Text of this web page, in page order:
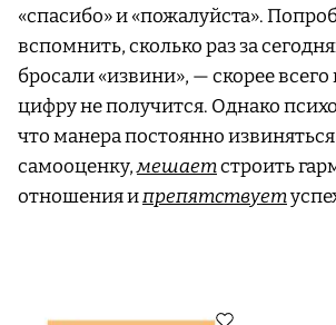
«спасибо» и «пожалуйста».
вспомнить, сколько раз за
бросали «извини», — скорее
цифру не получится. Однако
что манера постоянно извиняться
самооценку,мешаетстроить
отношения ипрепятствует